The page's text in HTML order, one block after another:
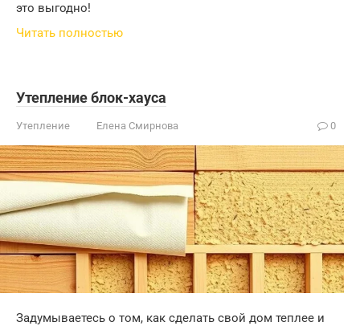
это выгодно!
Читать полностью
Утепление блок-хауса
Утепление Елена Смирнова 0
Задумываетесь о том, как сделать свой дом теплее и